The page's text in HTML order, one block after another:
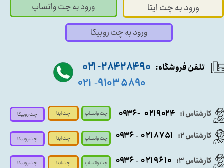
کارشناس ۱: ۰۲۱۹۰۲۴ - ۰۹۳۶
ورود به چت ایتا ورود به چت واتساپ
تلفن فروشگاه: ۹۰ ۲۸۴ ۲۸۴- ۰۲۱
۵۸۹۰ ۹۱۰۳ -۰۲۱
کارشناس ۳: ۰۲۱۹۶۱۰ -۰۹۳۶
کارشناس ۲: ۰۲۱۸۷۵۱ - ۰۹۳۶
ورود به چت روبیکا
چت واتساپ
چت واتساپ
چت واتساپ
چت ایتا
چت ایتا
چت ایتا
چت روبیکا
چت روبیکا
چت روبیکا